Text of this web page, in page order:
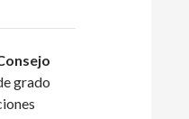
grado